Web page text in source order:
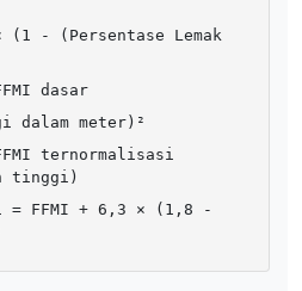
(1 - (Persentase Lemak
dasar
dalam meter)²
ternormalisasi
tinggi)
= FFMI + 6,3 × (1,8 -